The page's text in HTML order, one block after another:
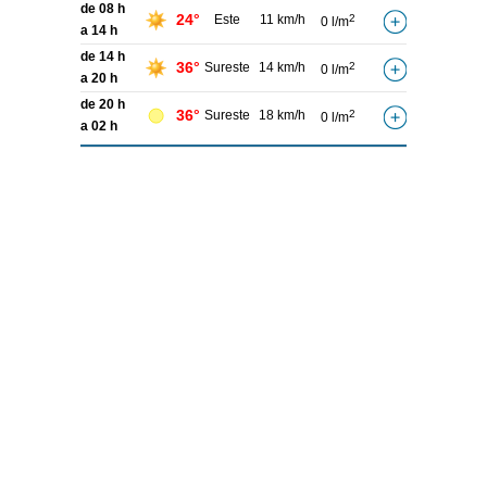
de 08 h
a 14 h
24° Este 11 km/h 0 l/m2
de 14 h
a 20 h
36° Sureste 14 km/h 0 l/m2
de 20 h
a 02 h
36° Sureste 18 km/h 0 l/m2